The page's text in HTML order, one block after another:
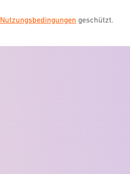
Nutzungsbedingungen geschützt.